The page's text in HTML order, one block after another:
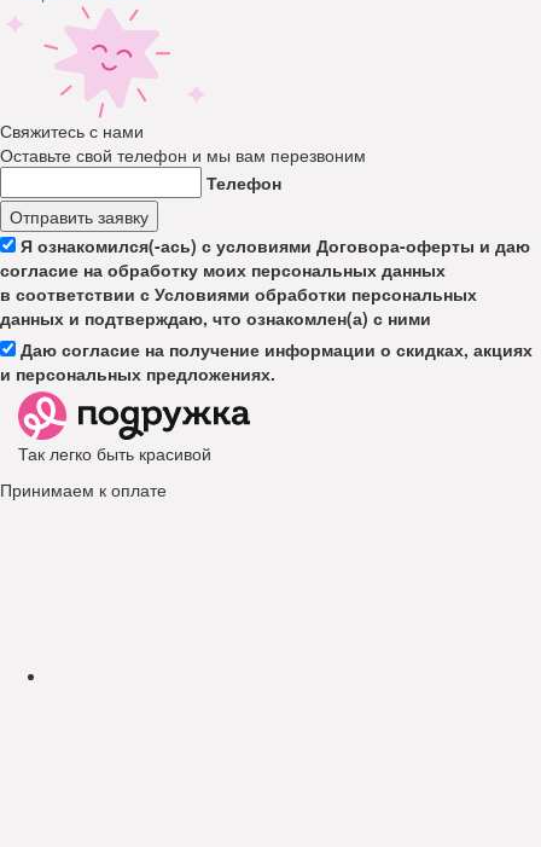
Свяжитесь с нами
Оставьте свой телефон и мы вам перезвоним
Телефон
Отправить заявку
Я ознакомился(-ась) с условиями Договора-оферты и даю
согласие на обработку моих персональных данных
в соответствии с Условиями обработки персональных
данных и подтверждаю, что ознакомлен(а) с ними
Даю согласие на получение информации о скидках, акциях
и персональных предложениях.
Так легко быть красивой
Принимаем к оплате